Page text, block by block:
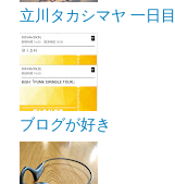
立川タカシマヤ 一日目
ブログが好き